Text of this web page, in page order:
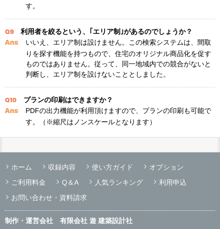
す。
Q9
利用者を絞るという、｢エリア制｣があるのでしょうか？
Ans
いいえ、エリア制は設けません。この検索システムは、間取
りを探す機能を持つもので、住宅のオリジナル商品化を促す
ものではありません。従って、同一地域内での競合がないと
判断し、エリア制を設けないこととしました。
Q10
プランの印刷はできますか？
Ans
PDFの出力機能が利用頂けますので、プランの印刷も可能で
す。（※縮尺はノンスケールとなります）
ホーム 収録内容 使い方ガイド
オプション
ご利用料金
Q＆A 人気ランキング
利用申込
お問い合わせ・資料請求
制作・運営会社 有限会社 遊 建築設計社